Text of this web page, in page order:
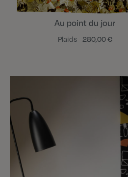
Au point du jour
Plaids 280,00 €